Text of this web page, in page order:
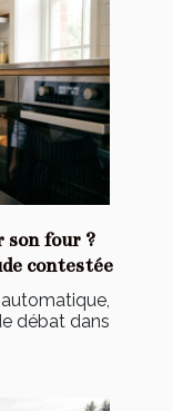
four ?
contestée
automatique,
débat dans